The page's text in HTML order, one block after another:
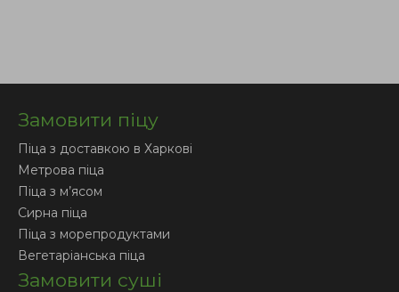
Замовити піцу
Піца з доставкою в Харкові
Метрова піца
Піца з м’ясом
Сирна піца
Піца з морепродуктами
Вегетаріанська піца
Замовити суші